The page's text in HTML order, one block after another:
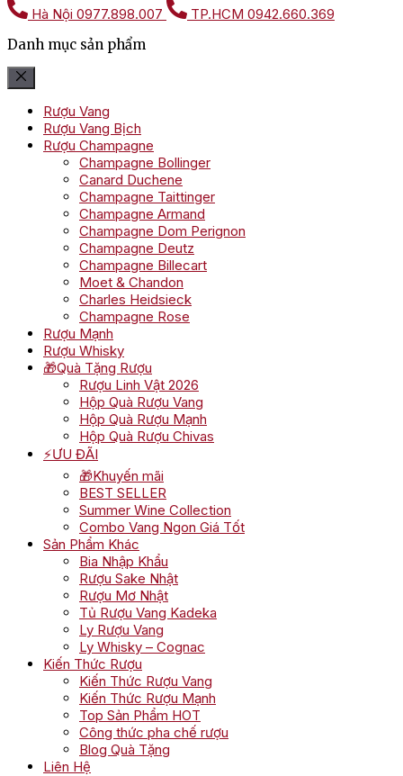
Hà Nội 0977.898.007 TP.HCM 0942.660.369
Danh mục sản phẩm
Rượu Vang
Rượu Vang Bịch
Rượu Champagne
Champagne Bollinger
Canard Duchene
Champagne Taittinger
Champagne Armand
Champagne Dom Perignon
Champagne Deutz
Champagne Billecart
Moet & Chandon
Charles Heidsieck
Champagne Rose
Rượu Mạnh
Rượu Whisky
🎁Quà Tặng Rượu
Rượu Linh Vật 2026
Hộp Quà Rượu Vang
Hộp Quà Rượu Mạnh
Hộp Quà Rượu Chivas
⚡ƯU ĐÃI
🎁Khuyến mãi
BEST SELLER
Summer Wine Collection
Combo Vang Ngon Giá Tốt
Sản Phẩm Khác
Bia Nhập Khẩu
Rượu Sake Nhật
Rượu Mơ Nhật
Tủ Rượu Vang Kadeka
Ly Rượu Vang
Ly Whisky – Cognac
Kiến Thức Rượu
Kiến Thức Rượu Vang
Kiến Thức Rượu Mạnh
Top Sản Phẩm HOT
Công thức pha chế rượu
Blog Quà Tặng
Liên Hệ